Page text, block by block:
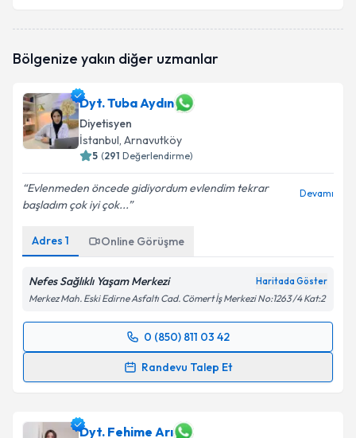
Bölgenize yakın diğer uzmanlar
Dyt. Tuba Aydın
Diyetisyen
İstanbul, Arnavutköy
5 (291 Değerlendirme)
Evlenmeden öncede gidiyordum evlendim tekrar
başladım çok iyi çok...
Devamı
Adres 1 Online Görüşme
Nefes Sağlıklı Yaşam Merkezi Haritada Göster
Merkez Mah. Eski Edirne Asfaltı Cad. Cömert İş Merkezi No:1263 /4 Kat:2
0 (850) 811 03 42
Randevu Talep Et
Randevu Takvimi Talebi
hazırlandığında e-posta ile bilgilendireceğiz.
Dyt. Fehime Arı